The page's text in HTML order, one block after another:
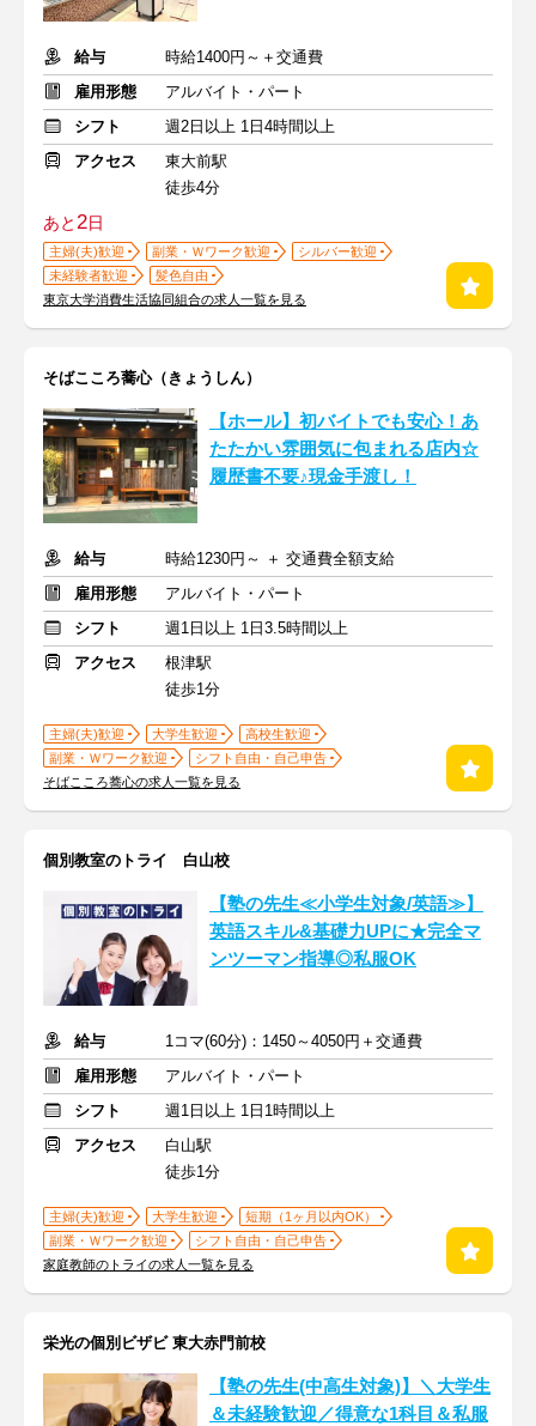
給与
時給1400円～＋交通費
雇用形態
アルバイト・パート
シフト
週2日以上 1日4時間以上
アクセス
東大前駅
徒歩4分
あと2日
主婦(夫)歓迎 副業・Ｗワーク歓迎
シルバー歓迎
未経験者歓迎
髪色自由
東京大学消費生活協同組合の求人一覧を見る
そばこころ蕎心（きょうしん）
【ホール】初バイトでも安心！あ
たたかい雰囲気に包まれる店内☆
履歴書不要♪現金手渡し！
給与
時給1230円～ ＋ 交通費全額支給
雇用形態
アルバイト・パート
シフト
週1日以上 1日3.5時間以上
アクセス
根津駅
徒歩1分
主婦(夫)歓迎 大学生歓迎
高校生歓迎
副業・Ｗワーク歓迎
シフト自由・自己申告
そばこころ蕎心の求人一覧を見る
個別教室のトライ 白山校
【塾の先生≪小学生対象/英語≫】
英語スキル&基礎力UPに★完全マ
ンツーマン指導◎私服OK
給与
1コマ(60分)：1450～4050円＋交通費
雇用形態
アルバイト・パート
シフト
週1日以上 1日1時間以上
アクセス
白山駅
徒歩1分
主婦(夫)歓迎 大学生歓迎
短期（1ヶ月以内OK）
副業・Ｗワーク歓迎
シフト自由・自己申告
家庭教師のトライの求人一覧を見る
栄光の個別ビザビ 東大赤門前校
【塾の先生(中高生対象)】＼大学生
＆未経験歓迎／得意な1科目＆私服